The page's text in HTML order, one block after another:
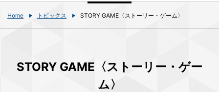
Home トピックス STORY GAME〈ストーリー・ゲーム〉
STORY GAME〈ストーリー・ゲー
ム〉